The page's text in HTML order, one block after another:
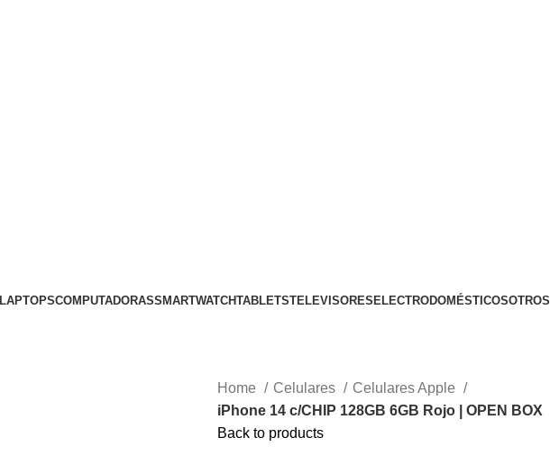
LAPTOPSCOMPUTADORASSMARTWATCHTABLETSTELEVISORES ELECTRODOMÉSTICOSOTROS
Home Celulares
Celulares Apple
iPhone 14 c/CHIP 128GB 6GB Rojo | OPEN BOX
Back to products